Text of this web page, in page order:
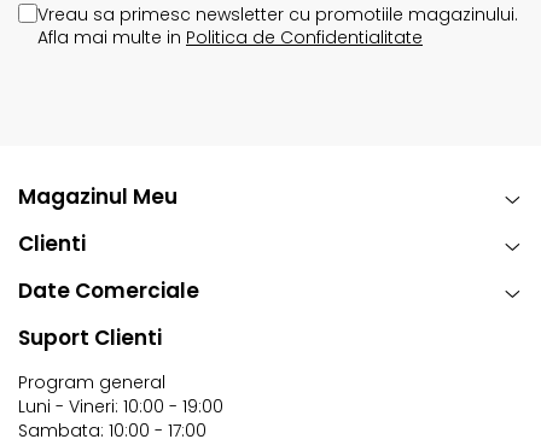
Vreau sa primesc newsletter cu promotiile magazinului.
Afla mai multe in Politica de Confidentialitate
Magazinul Meu
Clienti
Date Comerciale
Suport Clienti
Program general
Luni - Vineri: 10:00 - 19:00
Sambata: 10:00 - 17:00